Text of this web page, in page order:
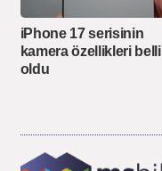
iPhone 17 serisinin
kamera özellikleri belli
oldu